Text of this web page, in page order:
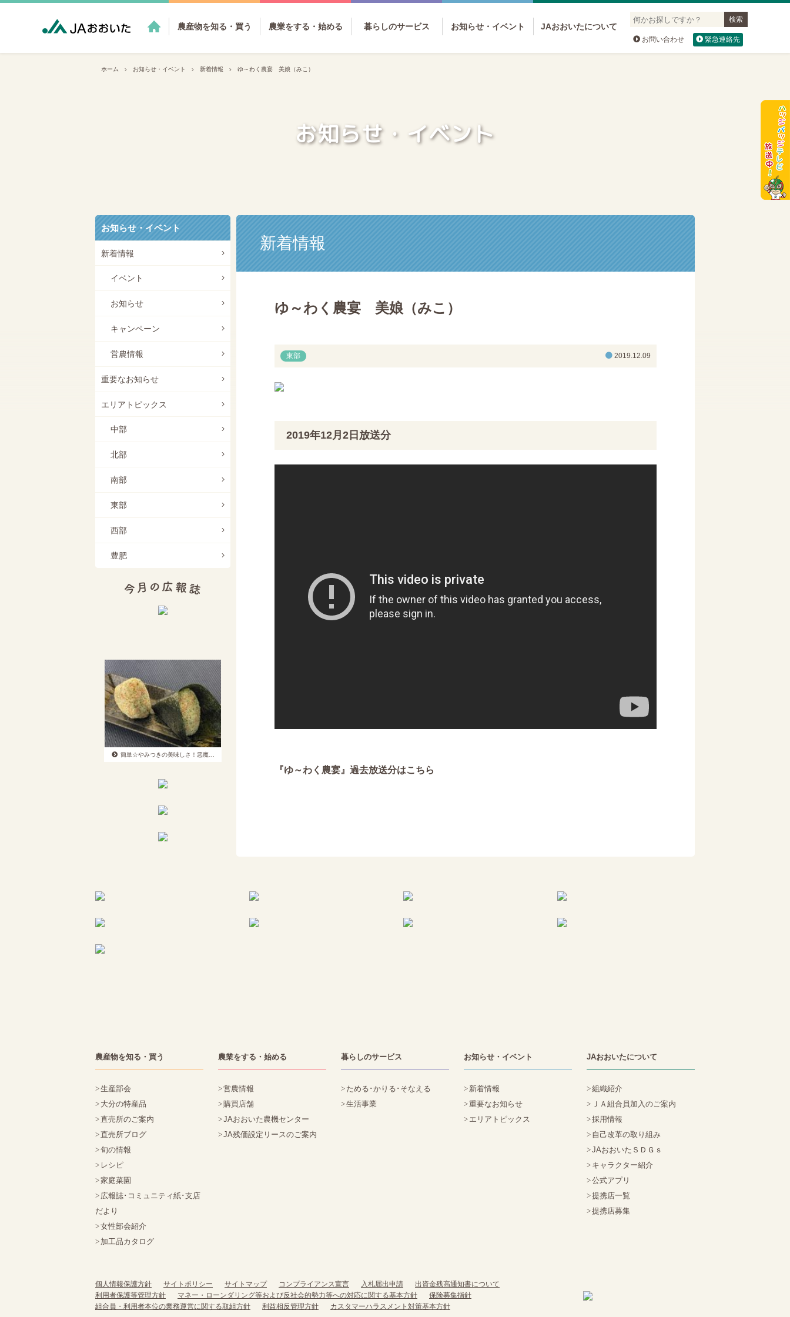
農産物を知る・買う 農業をする・始める 暮らしのサービス お知らせ・イベント JAおおいたについて
お問い合わせ 緊急連絡先
ホーム お知らせ・イベント 新着情報 ゆ～わく農宴 美娘（みこ）
お知らせ・イベント
お知らせ・イベント
新着情報
イベント
お知らせ
キャンペーン
営農情報
重要なお知らせ
エリアトピックス
中部
北部
南部
東部
西部
豊肥
簡単☆やみつきの美味しさ！悪魔…
新着情報
ゆ～わく農宴 美娘（みこ）
東部 2019.12.09
2019年12月2日放送分
『ゆ～わく農宴』過去放送分はこちら
農産物を知る・買う
生産部会
大分の特産品
直売所のご案内
直売所ブログ
旬の情報
レシピ
家庭菜園
広報誌･コミュニティ紙･支店
だより
女性部会紹介
加工品カタログ
農業をする・始める
営農情報
購買店舗
JAおおいた農機センター
JA残価設定リースのご案内
暮らしのサービス
ためる･かりる･そなえる
生活事業
お知らせ・イベント
新着情報
重要なお知らせ
エリアトピックス
JAおおいたについて
組織紹介
ＪＡ組合員加入のご案内
採用情報
自己改革の取り組み
JAおおいたＳＤＧｓ
キャラクター紹介
公式アプリ
提携店一覧
提携店募集
個人情報保護方針 サイトポリシー サイトマップ コンプライアンス宣言 入札届出申請
出資金残高通知書について
利用者保護等管理方針
マネー・ローンダリング等および反社会的勢力等への対応に関する基本方針
保険募集指針
組合員・利用者本位の業務運営に関する取組方針
利益相反管理方針 カスタマーハラスメント対策基本方針